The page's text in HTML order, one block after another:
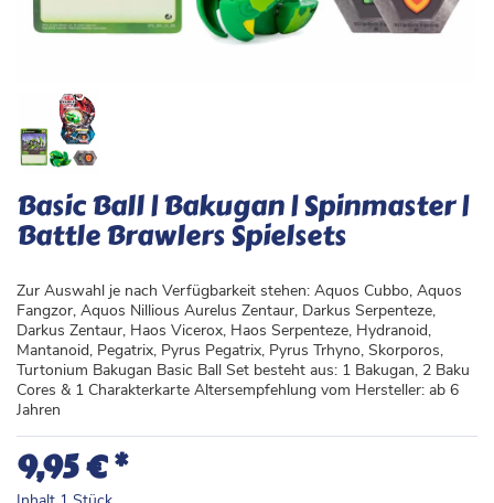
Basic Ball | Bakugan | Spinmaster |
Battle Brawlers Spielsets
Zur Auswahl je nach Verfügbarkeit stehen: Aquos Cubbo, Aquos
Fangzor, Aquos Nillious Aurelus Zentaur, Darkus Serpenteze,
Darkus Zentaur, Haos Vicerox, Haos Serpenteze, Hydranoid,
Mantanoid, Pegatrix, Pyrus Pegatrix, Pyrus Trhyno, Skorporos,
Turtonium Bakugan Basic Ball Set besteht aus: 1 Bakugan, 2 Baku
Cores & 1 Charakterkarte Altersempfehlung vom Hersteller: ab 6
Jahren
9,95 €*